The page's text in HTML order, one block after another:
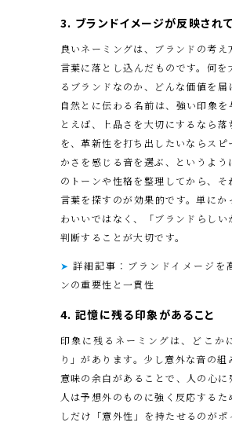
3. ブランドイメージが反映され
良いネーミングは、ブランドの考え
言葉に落とし込んだものです。何を
るブランドなのか、どんな価値を届
自然とに伝わる名前は、強い印象を
とえば、上品さを大切にするなら落
を、革新性を打ち出したいならスピ
かさを感じる音を選ぶ、というよう
のトーンや性格を整理してから、そ
言葉を探すのが効果的です。単にか
わいいではなく、「ブランドらしい
判断することが大切です。
➤ 詳細記事：ブランドイメージを
ンの重要性と一貫性
4. 記憶に残る印象 があること
印象に残るネーミングは、どこか
り」があります。少し意外な音の組
意味の余白があることで、人の心に
人は予想外のものに強く反応するた
しだけ「意外性」を持たせるのがポ